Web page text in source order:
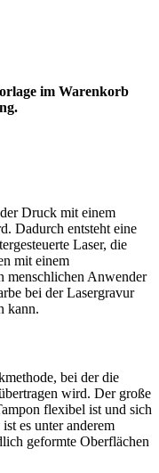
im Warenkorb
Druck mit einem
Dadurch entsteht eine
Laser, die
mit einem
menschlichen Anwender
bei der Lasergravur
kann.
bei der die
wird. Der große
flexibel ist und sich
es unter anderem
geformte Oberflächen